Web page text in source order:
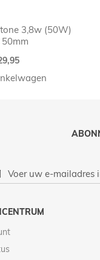
3,8w (50W)